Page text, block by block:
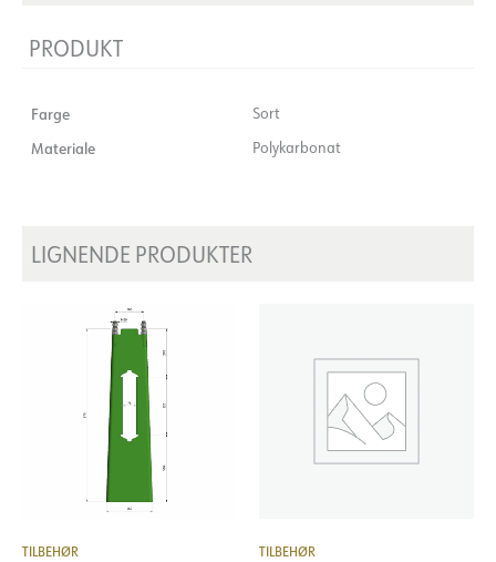
PRODUKT
Farge Sort
Materiale Polykarbonat
LIGNENDE PRODUKTER
TILBEHØR TILBEHØR